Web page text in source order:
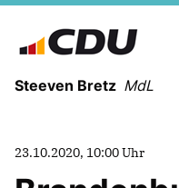
Steeven Bretz MdL
23.10.2020, 10:00 Uhr